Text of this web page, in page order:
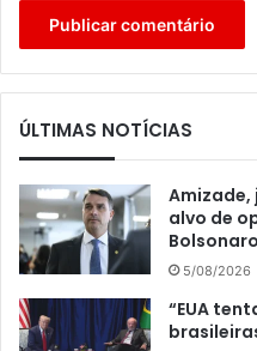
ÚLTIMAS NOTÍCIAS
Amizade,
alvo de
Bolsonaro
5/08/2026
“EUA